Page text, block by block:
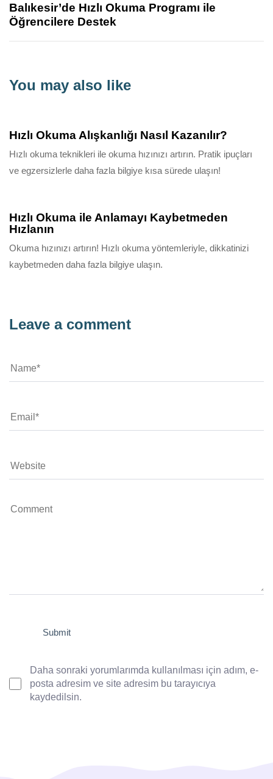
Balıkesir’de Hızlı Okuma Programı ile
Öğrencilere Destek
You may also like
Hızlı Okuma Alışkanlığı Nasıl Kazanılır?
Hızlı okuma teknikleri ile okuma hızınızı artırın. Pratik ipuçları
ve egzersizlerle daha fazla bilgiye kısa sürede ulaşın!
Hızlı Okuma ile Anlamayı Kaybetmeden
Hızlanın
Okuma hızınızı artırın! Hızlı okuma yöntemleriyle, dikkatinizi
kaybetmeden daha fazla bilgiye ulaşın.
Leave a comment
Daha sonraki yorumlarımda kullanılması için adım, e-
posta adresim ve site adresim bu tarayıcıya
kaydedilsin.